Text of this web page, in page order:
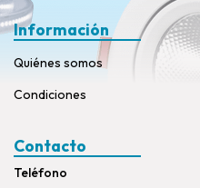
Información
Quiénes somos
Condiciones
Contacto
Teléfono